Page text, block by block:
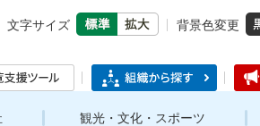
文字サイズ
背景色変更
観光・文化・スポーツ